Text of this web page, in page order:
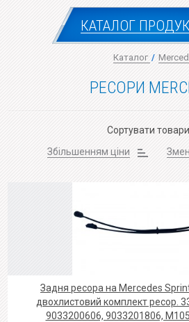
КАТАЛОГ
Каталог /
РЕСОРИ
Сортувати
Збільшенням ціни
Задня ресора на Mercedes
двохлистовий комплект ресор.
9033200606, 9033201806,